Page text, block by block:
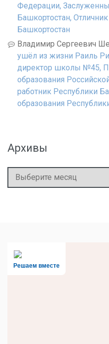
Федерации,
Башкортостан,
Башкортостан
Владимир Сергеевич
ушёл из жизни Раиль
директор школы №45,
образования
работник Республики
образования
Архивы
Архивы
Решаем вместе